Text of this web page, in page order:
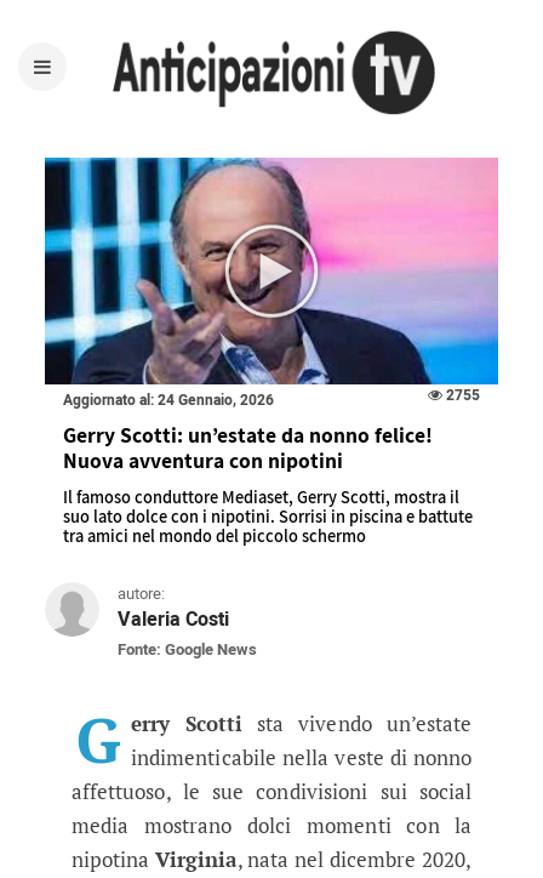
Aggiornato al: 24 Gennaio, 2026 2755
Gerry Scotti: un’estate da nonno felice!
Nuova avventura con nipotini
Il famoso conduttore Mediaset, Gerry Scotti, mostra il
suo lato dolce con i nipotini. Sorrisi in piscina e battute
tra amici nel mondo del piccolo schermo
autore:
Valeria Costi
Fonte: Google News
Gerry Scotti: un’estate da
G erry Scotti sta vivendo un’estate
indimenticabile nella veste di nonno
affettuoso, le sue condivisioni sui social
media mostrano dolci momenti con la
nipotina Virginia, nata nel dicembre 2020,